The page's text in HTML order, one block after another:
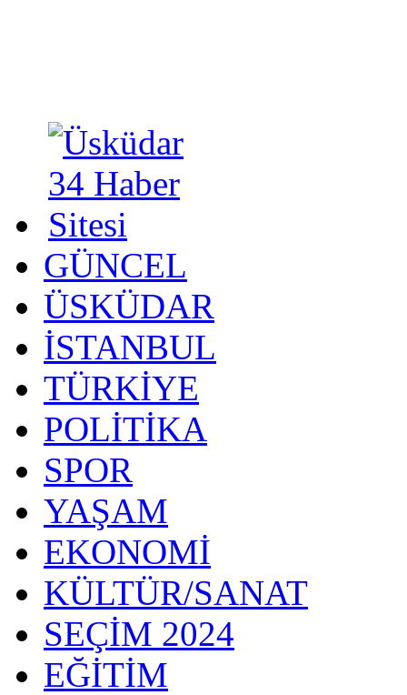
GÜNCEL
ÜSKÜDAR
İSTANBUL
TÜRKİYE
POLİTİKA
SPOR
YAŞAM
EKONOMİ
KÜLTÜR/SANAT
SEÇİM 2024
EĞİTİM